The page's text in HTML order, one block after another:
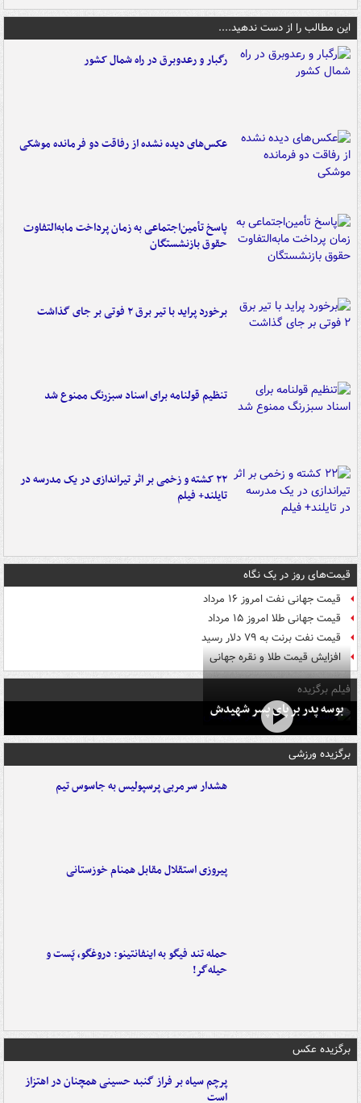
این مطالب را از دست ندهید....
رگبار و رعدوبرق در راه شمال کشور
عکس‌های دیده نشده از رفاقت دو فرمانده‌ موشکی
پاسخ تأمین‌اجتماعی به زمان پرداخت مابه‌التفاوت
حقوق بازنشستگان
برخورد پراید با تیر برق ۲ فوتی بر جای گذاشت
تنظیم قولنامه برای اسناد سبزرنگ ممنوع شد
۲۲ کشته و زخمی بر اثر تیراندازی در یک مدرسه در
تایلند+ فیلم
قیمت‌های روز در یک نگاه
قیمت جهانی نفت امروز ۱۶ مرداد
قیمت جهانی طلا امروز ۱۵ مرداد
قیمت نفت برنت به ۷۹ دلار رسید
افزایش قیمت طلا و نقره جهانی
فیلم برگزیده
بوسه‌ پدر بر پای پسر شهیدش
برگزیده ورزشی
هشدار سرمربی پرسپولیس به جاسوس تیم
پیروزی استقلال مقابل همنام خوزستانی
حمله تند فیگو به اینفانتینو: دروغگو، پَست‌ و
حیله‌گر!
برگزیده عکس
پرچم سیاه بر فراز گنبد حسینی همچنان در اهتزاز
است